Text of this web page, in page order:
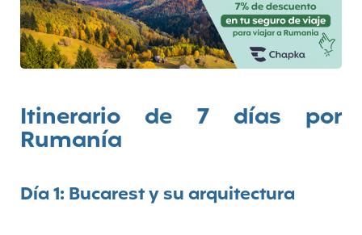
Itinerario de 7 días por
Rumanía
Día 1: Bucarest y su arquitectura